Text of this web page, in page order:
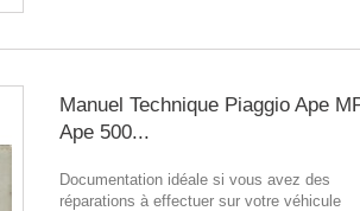
Manuel Technique Piaggio Ape
Ape 500...
Documentation idéale si vous avez des
réparations à effectuer sur votre véhicule